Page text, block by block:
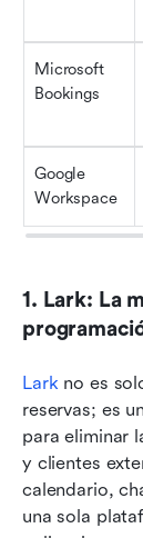
Microsoft
Bookings
Google
Workspace
1. Lark: La
Lark no es
reservas; es
para eliminar
y clientes
calendario,
una sola